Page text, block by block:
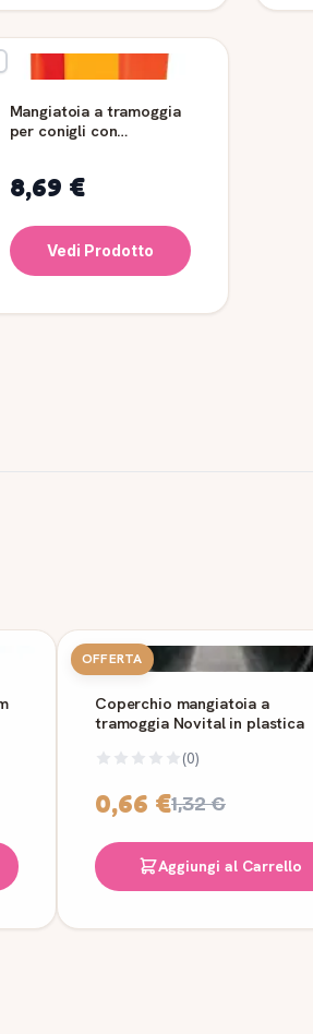
Mangiatoia a tramoggia
per conigli con
8,69 €
Vedi Prodotto
OFFERTA
Coperchio mangiatoia a
tramoggia Novital in plastica
(0)
0,66 €1,32 €
Aggiungi al Carrello